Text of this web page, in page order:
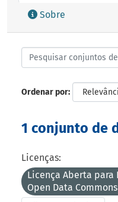
Sobre
Ordenar por
1 conjunto de
Licenças:
Licença Aberta para
Open Data Commons